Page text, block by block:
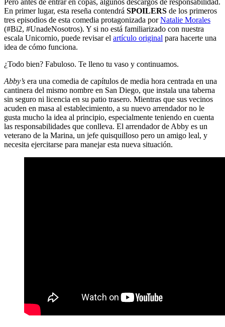
Pero antes de entrar en copas, algunos descargos de responsabilidad.
En primer lugar, esta reseña contendrá SPOILERS de los primeros
tres episodios de esta comedia protagonizada porNatalie Morales
(#Bi2, #UnadeNosotros). Y si no está familiarizado con nuestra
escala Unicornio, puede revisar el artículo original para hacerte una
idea de cómo funciona.
¿Todo bien? Fabuloso. Te lleno tu vaso y continuamos.
Abby’s era una comedia de capítulos de media hora centrada en una
cantinera del mismo nombre en San Diego, que instala una taberna
sin seguro ni licencia en su patio trasero. Mientras que sus vecinos
acuden en masa al establecimiento, a su nuevo arrendador no le
gusta mucho la idea al principio, especialmente teniendo en cuenta
las responsabilidades que conlleva. El arrendador de Abby es un
veterano de la Marina, un jefe quisquilloso pero un amigo leal, y
necesita ejercitarse para manejar esta nueva situación.